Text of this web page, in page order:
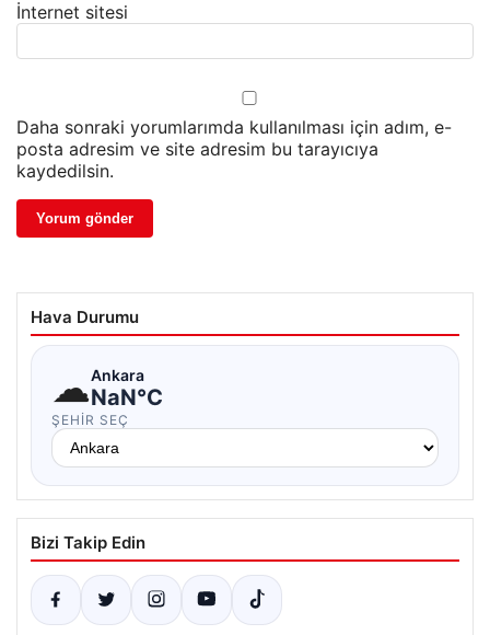
İnternet sitesi
Daha sonraki yorumlarımda kullanılması için adım, e-
posta adresim ve site adresim bu tarayıcıya
kaydedilsin.
Hava Durumu
☁Ankara
NaN°C
ŞEHIR SEÇ
Bizi Takip Edin